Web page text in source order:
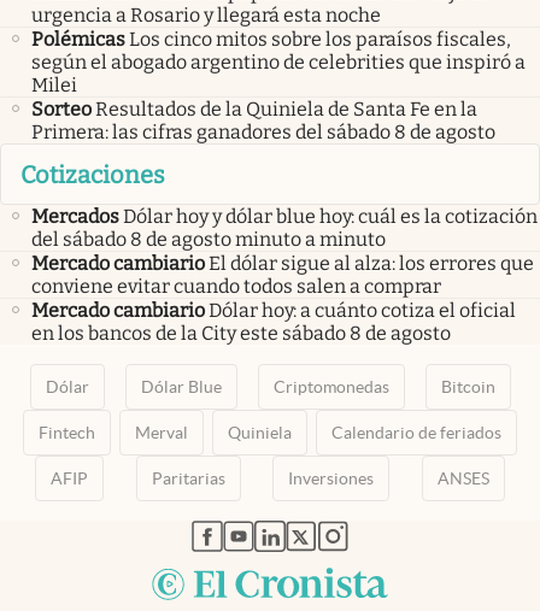
urgencia a Rosario y llegará esta noche
PolémicasLos cinco mitos sobre los paraísos fiscales,
según el abogado argentino de celebrities que inspiró a
Milei
SorteoResultados de la Quiniela de Santa Fe en la
Primera: las cifras ganadores del sábado 8 de agosto
Cotizaciones
MercadosDólar hoy y dólar blue hoy: cuál es la cotización
del sábado 8 de agosto minuto a minuto
Mercado cambiarioEl dólar sigue al alza: los errores que
conviene evitar cuando todos salen a comprar
Mercado cambiarioDólar hoy: a cuánto cotiza el oficial
en los bancos de la City este sábado 8 de agosto
Dólar Dólar Blue Criptomonedas Bitcoin
Fintech Merval Quiniela Calendario de feriados
AFIP Paritarias Inversiones ANSES
abre en nueva pestaña
abre en nueva pestaña
abre en nueva pestaña
abre en nueva pestaña
abre en nueva pestaña